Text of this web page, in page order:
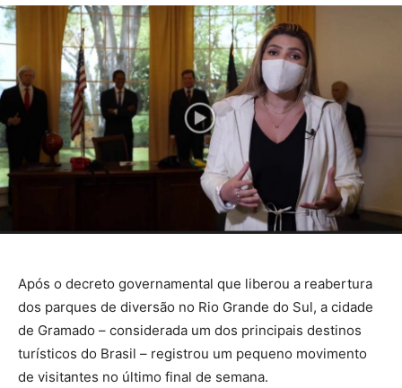
Após o decreto governamental que liberou a reabertura
dos parques de diversão no Rio Grande do Sul, a cidade
de Gramado – considerada um dos principais destinos
turísticos do Brasil – registrou um pequeno movimento
de visitantes no último final de semana.